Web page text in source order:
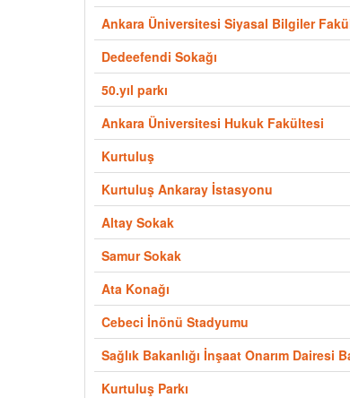
Ankara Üniversitesi Siyasal Bilgiler
Dedeefendi Sokağı
50.yıl parkı
Ankara Üniversitesi Hukuk Fakültesi
Kurtuluş
Kurtuluş Ankaray İstasyonu
Altay Sokak
Samur Sokak
Ata Konağı
Cebeci İnönü Stadyumu
Sağlık Bakanlığı İnşaat Onarım Dairesi
Kurtuluş Parkı